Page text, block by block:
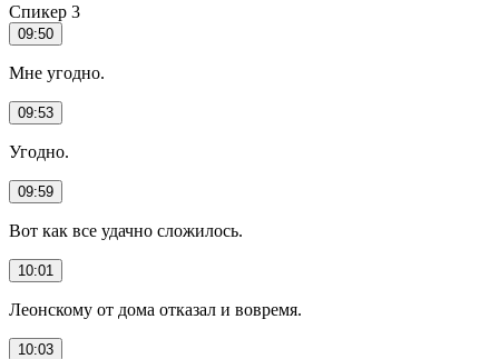
Спикер 3
09:50
Мне угодно.
09:53
Угодно.
09:59
Вот как все удачно сложилось.
10:01
Леонскому от дома отказал и вовремя.
10:03